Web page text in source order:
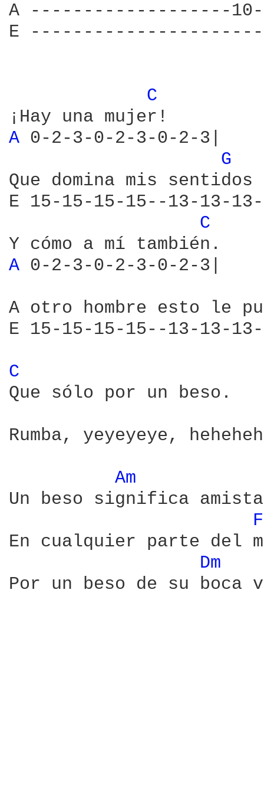
A -------------------
E
C
A 0-2-3-0-2-3-0-2-3|
G
Que domina mis
E 15-15-15-15--13-13-
C
A 0-2-3-0-2-3-0-2-3|
A otro hombre esto le
E 15-15-15-15--13-13-
C
Que sólo por un beso.
Rumba, yeyeyeye,
Am
Un beso significa
En cualquier parte del
Dm
Por un beso de su